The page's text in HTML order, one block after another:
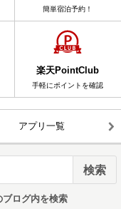
簡単宿泊予約！
楽天PointClub
手軽にポイントを確認
アプリ一覧
ブログ内を検索